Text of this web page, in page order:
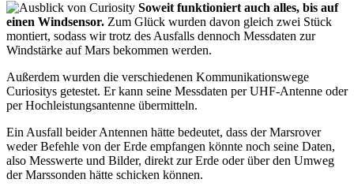
Soweit funktioniert auch alles, bis auf
einen Windsensor. Zum Glück wurden davon gleich zwei Stück
montiert, sodass wir trotz des Ausfalls dennoch Messdaten zur
Windstärke auf Mars bekommen werden.
Außerdem wurden die verschiedenen Kommunikationswege
Curiositys getestet. Er kann seine Messdaten per UHF-Antenne oder
per Hochleistungsantenne übermitteln.
Ein Ausfall beider Antennen hätte bedeutet, dass der Marsrover
weder Befehle von der Erde empfangen könnte noch seine Daten,
also Messwerte und Bilder, direkt zur Erde oder über den Umweg
der Marssonden hätte schicken können.